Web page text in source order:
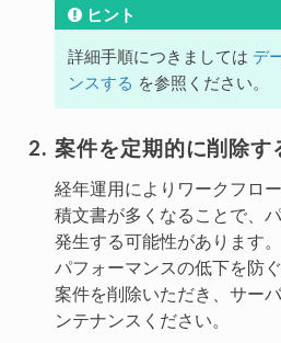
ヒント
詳細手順につきましては デ
ンスする を参照ください。
案件を定期的に削除す
経年運用によりワークフロ
積文書が多くなることで、
発生する可能性があります。
パフォーマンスの低下を防
案件を削除いただき、サー
ンテナンスください。